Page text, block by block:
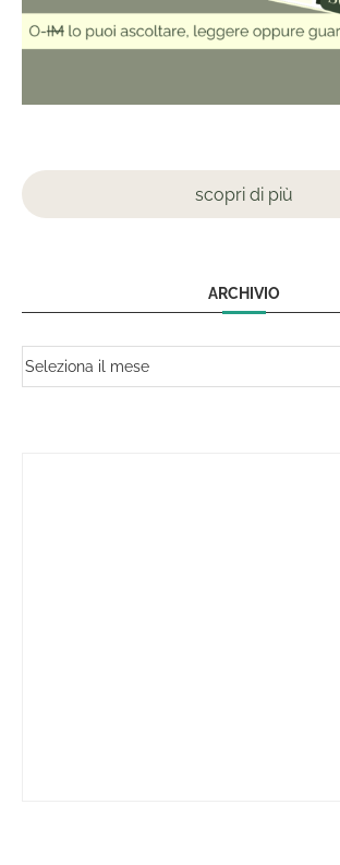
scopri di più
ARCHIVIO